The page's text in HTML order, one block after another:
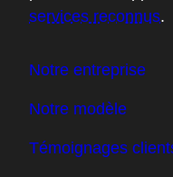
services reconnus.
Notre entreprise
Notre modèle
Témoignages